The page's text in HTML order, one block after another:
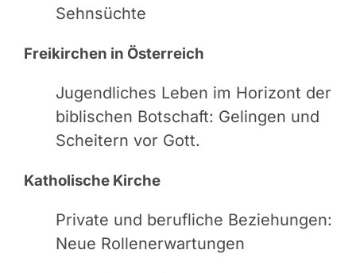
Sehnsüchte
Freikirchen in Österreich
Jugendliches Leben im Horizont der
biblischen Botschaft: Gelingen und
Scheitern vor Gott.
Katholische Kirche
Private und berufliche Beziehungen:
Neue Rollenerwartungen